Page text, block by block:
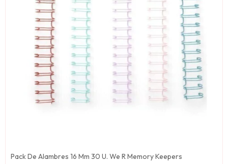
Pack De Alambres 16 Mm 30 U. We R Memory Keepers